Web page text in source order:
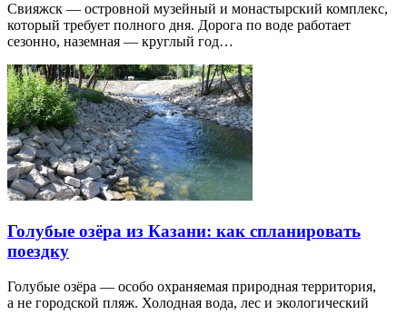
Свияжск — островной музейный и монастырский комплекс,
который требует полного дня. Дорога по воде работает
сезонно, наземная — круглый год…
Голубые озёра из Казани: как спланировать
поездку
Голубые озёра — особо охраняемая природная территория,
а не городской пляж. Холодная вода, лес и экологический